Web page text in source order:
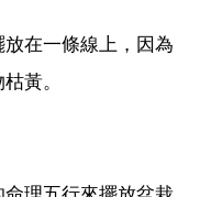
在一條線上，因為
黃。